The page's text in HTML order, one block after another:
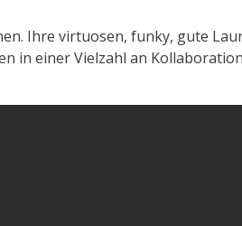
Ihre virtuosen, funky, gute
in einer Vielzahl an